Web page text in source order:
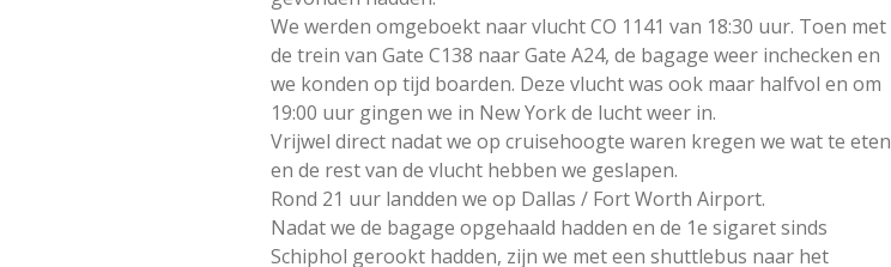
We werden omgeboekt naar vlucht CO 1141 van 18:30 uur. Toen met
de trein van Gate C138 naar Gate A24, de bagage weer inchecken en
we konden op tijd boarden. Deze vlucht was ook maar halfvol en om
19:00 uur gingen we in New York de lucht weer in.
Vrijwel direct nadat we op cruisehoogte waren kregen we wat te eten
en de rest van de vlucht hebben we geslapen.
Rond 21 uur landden we op Dallas / Fort Worth Airport.
Nadat we de bagage opgehaald hadden en de 1e sigaret sinds
Schiphol gerookt hadden, zijn we met een shuttlebus naar het